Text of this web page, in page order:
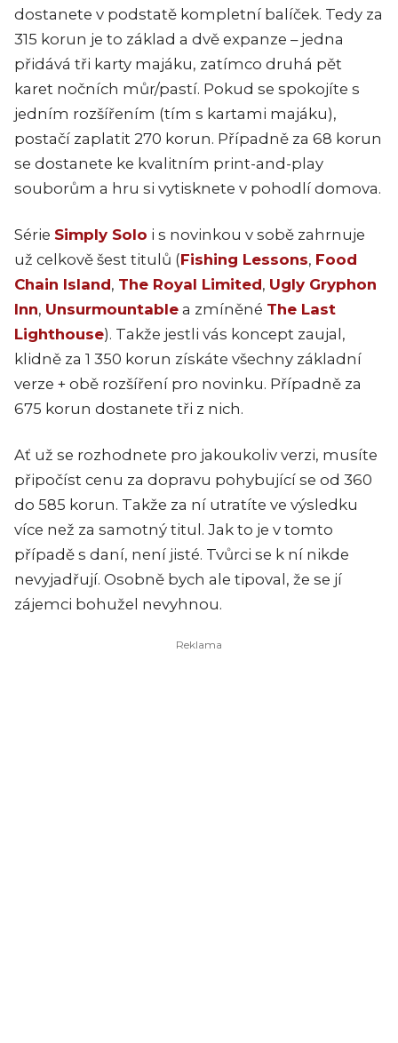
dostanete v podstatě kompletní balíček. Tedy za
315 korun je to základ a dvě expanze – jedna
přidává tři karty majáku, zatímco druhá pět
karet nočních můr/pastí. Pokud se spokojíte s
jedním rozšířením (tím s kartami majáku),
postačí zaplatit 270 korun. Případně za 68 korun
se dostanete ke kvalitním print-and-play
souborům a hru si vytisknete v pohodlí domova.
Série Simply Solo i s novinkou v sobě zahrnuje
už celkově šest titulů (Fishing Lessons, Food
Chain Island, The Royal Limited, Ugly Gryphon
Inn, Unsurmountable a zmíněné The Last
Lighthouse). Takže jestli vás koncept zaujal,
klidně za 1 350 korun získáte všechny základní
verze + obě rozšíření pro novinku. Případně za
675 korun dostanete tři z nich.
Ať už se rozhodnete pro jakoukoliv verzi, musíte
připočíst cenu za dopravu pohybující se od 360
do 585 korun. Takže za ní utratíte ve výsledku
více než za samotný titul. Jak to je v tomto
případě s daní, není jisté. Tvůrci se k ní nikde
nevyjadřují. Osobně bych ale tipoval, že se jí
zájemci bohužel nevyhnou.